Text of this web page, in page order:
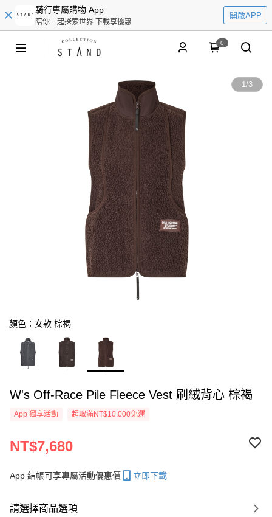
騎行專屬購物 App
陪你一起探索世界 下載享優惠
開啟APP
0
1/3
顏色：女款 棕褐
W's Off-Race Pile Fleece Vest 刷絨背心 棕褐
App 獨享活動 超取滿NT$10,000免運
NT$7,680
App 結帳可享專屬活動優惠價 立即下載
請選擇商品選項